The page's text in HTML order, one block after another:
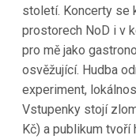
století. Koncerty se
prostorech NoD i v
pro mě jako
osvěžující. Hudba
experiment,
Vstupenky stojí
Kč) a publikum tvoří